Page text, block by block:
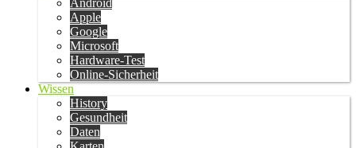
Android
Apple
Google
Microsoft
Hardware-Test
Online-Sicherheit
Wissen
History
Gesundheit
Daten